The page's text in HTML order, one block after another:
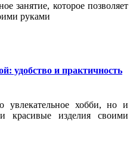
занятие, которое позволяет
руками
удобство и практичность
хобби, но и
красивые изделия своими